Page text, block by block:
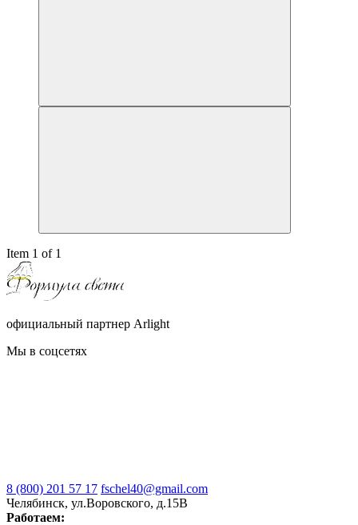
Item 1 of 1
официальный партнер Arlight
Мы в соцсетях
8 (800) 201 57 17 fschel40@gmail.com
Челябинск, ул.Воровского, д.15В
Работаем: